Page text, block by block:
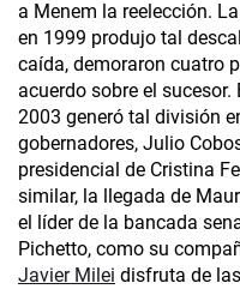
a Menem la reelección.
en 1999 produjo tal
caída, demoraron cuatro
acuerdo sobre el
2003 generó tal división
gobernadores, Julio
presidencial de Cristina
similar, la llegada de
el líder de la bancada
Pichetto, como su
Javier Milei disfruta de